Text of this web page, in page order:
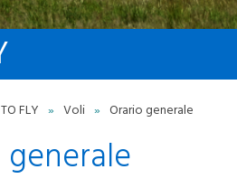
UTILI PER
diritti passeggero
in viaggio
animali volo
Exit System (EES)
aerea
TO FLY » Voli » Orario generale